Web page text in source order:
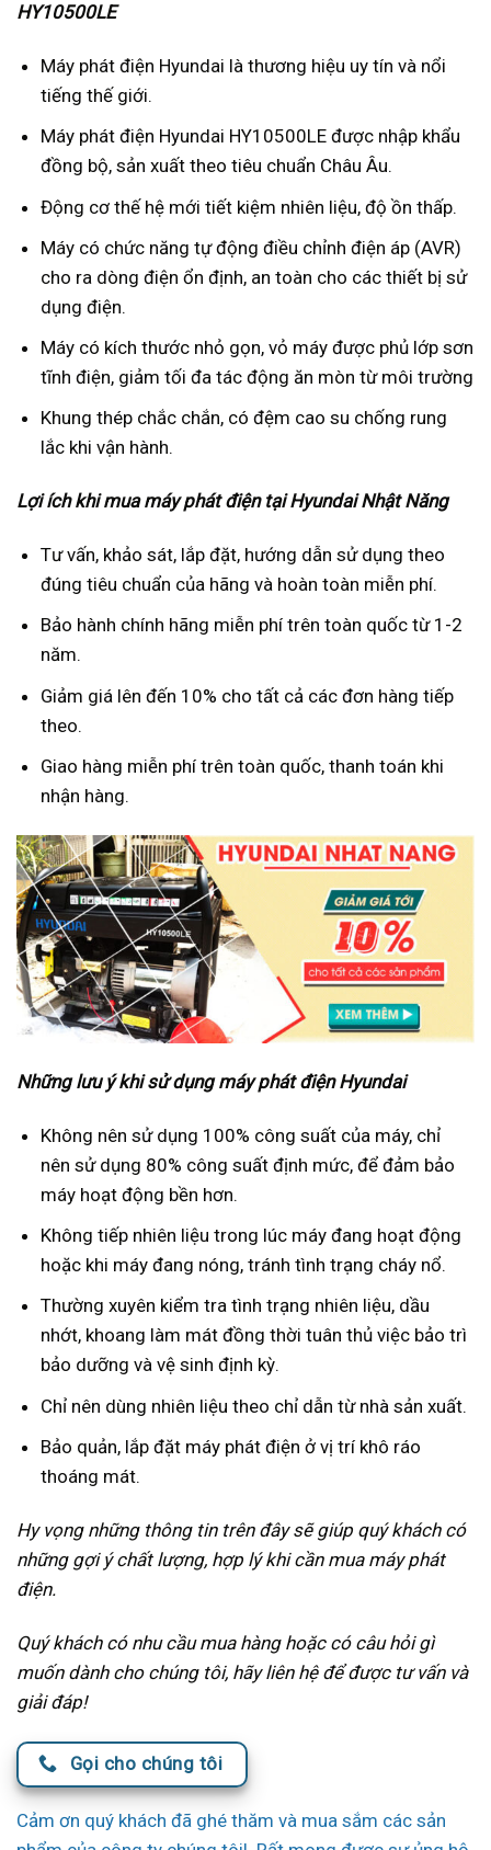
HY10500LE
Máy phát điện Hyundai là thương hiệu uy tín và nổi
tiếng thế giới.
Máy phát điện Hyundai HY10500LE được nhập khẩu
đồng bộ, sản xuất theo tiêu chuẩn Châu Âu.
Động cơ thế hệ mới tiết kiệm nhiên liệu, độ ồn thấp.
Máy có chức năng tự động điều chỉnh điện áp (AVR)
cho ra dòng điện ổn định, an toàn cho các thiết bị sử
dụng điện.
Máy có kích thước nhỏ gọn, vỏ máy được phủ lớp sơn
tĩnh điện, giảm tối đa tác động ăn mòn từ môi trường
Khung thép chắc chắn, có đệm cao su chống rung
lắc khi vận hành.
Lợi ích khi mua máy phát điện tại Hyundai Nhật Năng
Tư vấn, khảo sát, lắp đặt, hướng dẫn sử dụng theo
đúng tiêu chuẩn của hãng và hoàn toàn miễn phí.
Bảo hành chính hãng miễn phí trên toàn quốc từ 1-2
năm.
Giảm giá lên đến 10% cho tất cả các đơn hàng tiếp
theo.
Giao hàng miễn phí trên toàn quốc, thanh toán khi
nhận hàng.
Những lưu ý khi sử dụng máy phát điện Hyundai
Không nên sử dụng 100% công suất của máy, chỉ
nên sử dụng 80% công suất định mức, để đảm bảo
máy hoạt động bền hơn.
Không tiếp nhiên liệu trong lúc máy đang hoạt động
hoặc khi máy đang nóng, tránh tình trạng cháy nổ.
Thường xuyên kiểm tra tình trạng nhiên liệu, dầu
nhớt, khoang làm mát đồng thời tuân thủ việc bảo trì
bảo dưỡng và vệ sinh định kỳ.
Chỉ nên dùng nhiên liệu theo chỉ dẫn từ nhà sản xuất.
Bảo quản, lắp đặt máy phát điện ở vị trí khô ráo
thoáng mát.
Hy vọng những thông tin trên đây sẽ giúp quý khách có
những gợi ý chất lượng, hợp lý khi cần mua máy phát
điện.
Quý khách có nhu cầu mua hàng hoặc có câu hỏi gì
muốn dành cho chúng tôi, hãy liên hệ để được tư vấn và
giải đáp!
Gọi cho chúng tôi
Cảm ơn quý khách đã ghé thăm và mua sắm các sản